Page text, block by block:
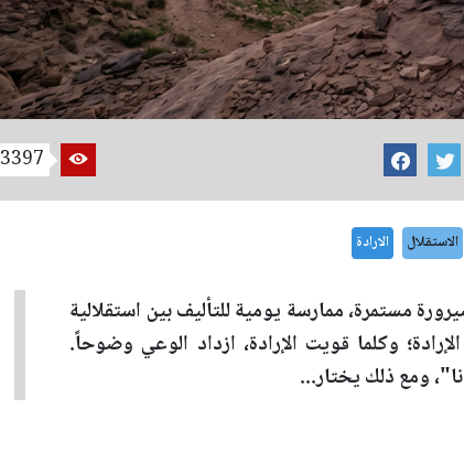
3397
الاستقلال الارادة
مستمرة، ممارسة يومية للتأليف بين استقلالية
وكلما قويت الإرادة، ازداد الوعي وضوحاً.
ومع ذلك يختار...